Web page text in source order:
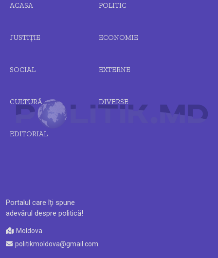
Portalul care îți spune
adevărul despre politică!
Moldova
politikmoldova@gmail.com
ACASA POLITIC
JUSTIȚIE ECONOMIE
SOCIAL EXTERNE
CULTURĂ DIVERSE
EDITORIAL